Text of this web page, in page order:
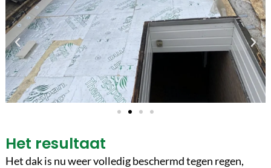
Het resultaat
Het dak is nu weer volledig beschermd tegen regen,